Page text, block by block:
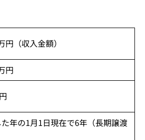
円（収入金額）
円
年の1月1日現在で6年（長期譲渡